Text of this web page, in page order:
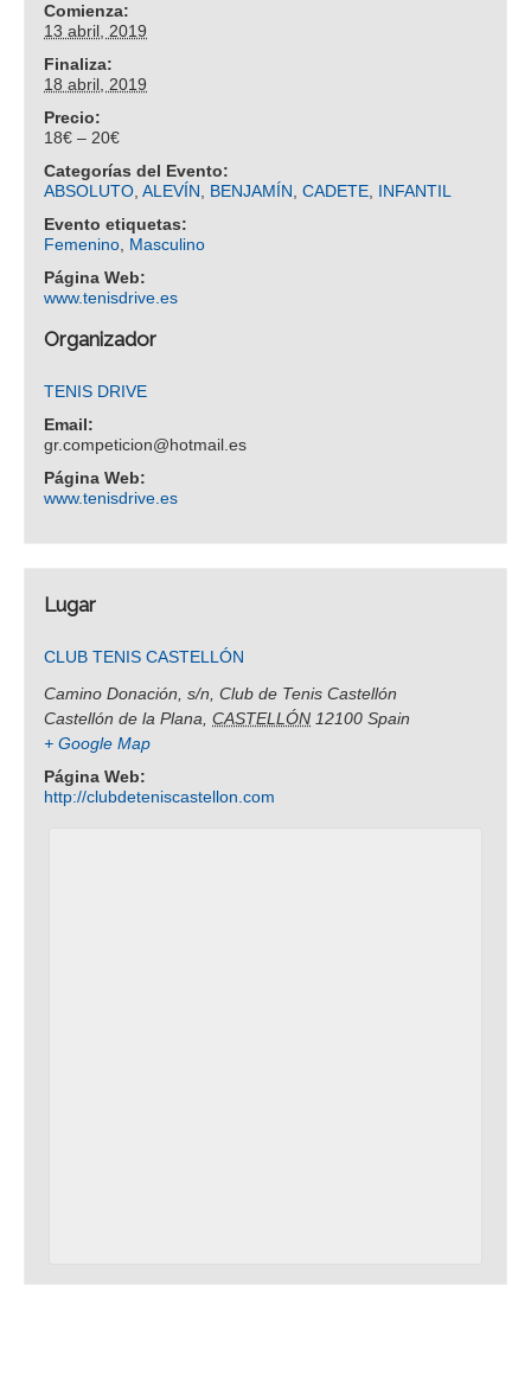
Comienza:
13 abril, 2019
Finaliza:
18 abril, 2019
Precio:
18€ – 20€
Categorías del Evento:
ABSOLUTO,ALEVÍN, BENJAMÍN,CADETE, INFANTIL
Evento etiquetas:
Femenino, Masculino
Página Web:
www.tenisdrive.es
Organizador
TENIS DRIVE
Email:
gr.competicion@hotmail.es
Página Web:
www.tenisdrive.es
Lugar
CLUB TENIS CASTELLÓN
Camino Donación, s/n, Club de Tenis Castellón
Castellón de la Plana CASTELLÓN 12100 Spain
+ Google Map
Página Web:
http://clubdeteniscastellon.com